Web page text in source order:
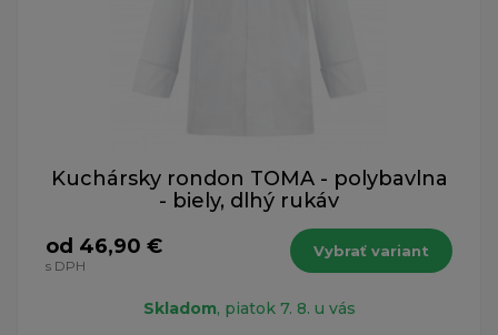
Kuchársky rondon TOMA - polybavlna
- biely, dlhý rukáv
od 46,90 €
s DPH
Vybrať variant
Skladom, piatok 7. 8. u vás